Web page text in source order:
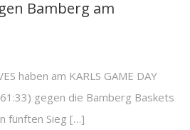
Bamberg am
haben am KARLS GAME DAY
gegen die Bamberg Baskets
fünften Sieg […]